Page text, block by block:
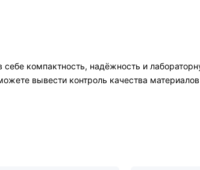
компактность, надёжность и
вывести контроль качества